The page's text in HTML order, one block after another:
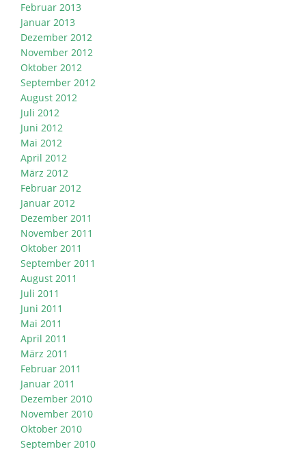
Februar 2013
Januar 2013
Dezember 2012
November 2012
Oktober 2012
September 2012
August 2012
Juli 2012
Juni 2012
Mai 2012
April 2012
März 2012
Februar 2012
Januar 2012
Dezember 2011
November 2011
Oktober 2011
September 2011
August 2011
Juli 2011
Juni 2011
Mai 2011
April 2011
März 2011
Februar 2011
Januar 2011
Dezember 2010
November 2010
Oktober 2010
September 2010